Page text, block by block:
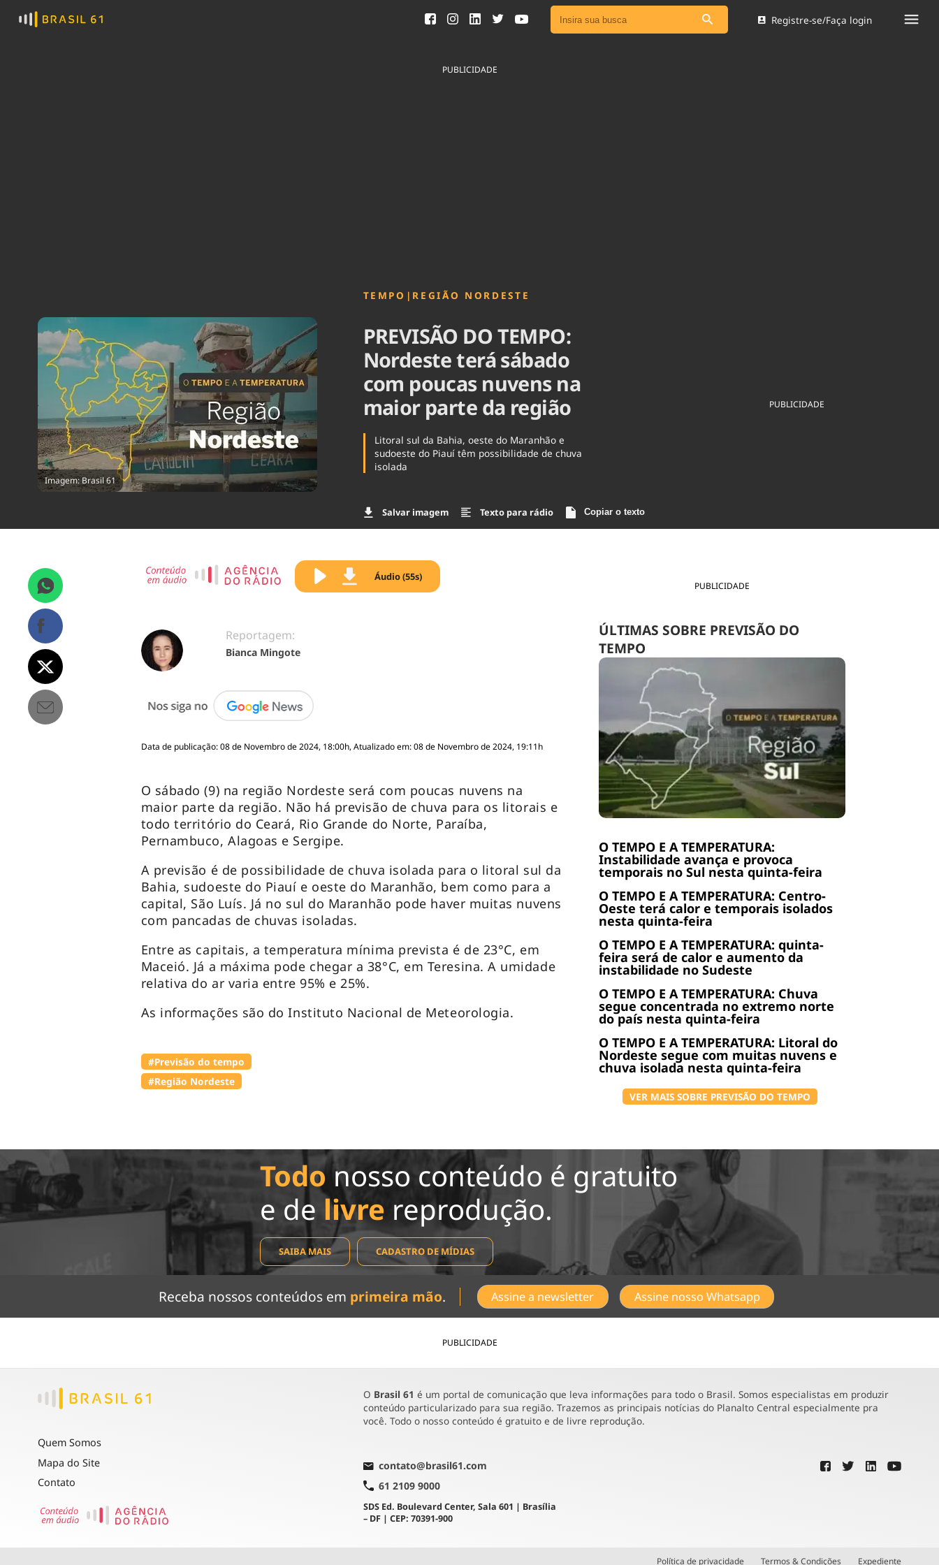
Ver todas as notícias
Cinema
Registre-se/Faça login
PUBLICIDADE
Imagem: Brasil 61
TEMPO | REGIÃO NORDESTE
PREVISÃO DO TEMPO:
Nordeste terá sábado
com poucas nuvens na
maior parte da região
Litoral sul da Bahia, oeste do Maranhão e
sudoeste do Piauí têm possibilidade de chuva
isolada
Salvar imagem Texto para rádio Copiar o texto
PUBLICIDADE
PUBLICIDADE
ÚLTIMAS SOBRE PREVISÃO DO
TEMPO
O TEMPO E A TEMPERATURA:
Instabilidade avança e provoca
temporais no Sul nesta quinta-feira
O TEMPO E A TEMPERATURA: Centro-
Oeste terá calor e temporais isolados
nesta quinta-feira
O TEMPO E A TEMPERATURA: quinta-
feira será de calor e aumento da
instabilidade no Sudeste
O TEMPO E A TEMPERATURA: Chuva
segue concentrada no extremo norte
do país nesta quinta-feira
O TEMPO E A TEMPERATURA: Litoral do
Nordeste segue com muitas nuvens e
chuva isolada nesta quinta-feira
VER MAIS SOBRE PREVISÃO DO TEMPO
Áudio (55s)
Reportagem:
Bianca Mingote
Data de publicação: 08 de Novembro de 2024, 18:00h, Atualizado em: 08 de Novembro de 2024, 19:11h
O sábado (9) na região Nordeste será com poucas nuvens na
maior parte da região. Não há previsão de chuva para os litorais e
todo território do Ceará, Rio Grande do Norte, Paraíba,
Pernambuco, Alagoas e Sergipe.
A previsão é de possibilidade de chuva isolada para o litoral sul da
Bahia, sudoeste do Piauí e oeste do Maranhão, bem como para a
capital, São Luís. Já no sul do Maranhão pode haver muitas nuvens
com pancadas de chuvas isoladas.
Entre as capitais, a temperatura mínima prevista é de 23°C, em
Maceió. Já a máxima pode chegar a 38°C, em Teresina. A umidade
relativa do ar varia entre 95% e 25%.
As informações são do Instituto Nacional de Meteorologia.
#Previsão do tempo
#Região Nordeste
Todonosso conteúdo é gratuito
e de livre reprodução.
SAIBA MAIS CADASTRO DE MÍDIAS
Receba nossos conteúdos em primeira mão. Assine a newsletter Assine nosso Whatsapp
PUBLICIDADE
Quem Somos
Mapa do Site
Contato
O Brasil 61 é um portal de comunicação que leva informações para todo o Brasil. Somos especialistas em produzir
conteúdo particularizado para sua região. Trazemos as principais notícias do Planalto Central especialmente pra
você. Todo o nosso conteúdo é gratuito e de livre reprodução.
contato@brasil61.com
61 2109 9000
SDS Ed. Boulevard Center, Sala 601 | Brasília
– DF | CEP: 70391-900
Política de privacidade Termos & Condições Expediente